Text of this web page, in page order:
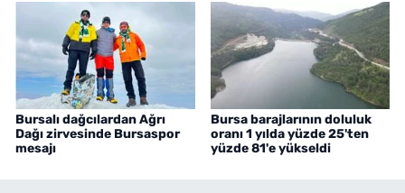
Bursalı dağcılardan Ağrı
Dağı zirvesinde Bursaspor
mesajı
Bursa barajlarının doluluk
oranı 1 yılda yüzde 25'ten
yüzde 81'e yükseldi